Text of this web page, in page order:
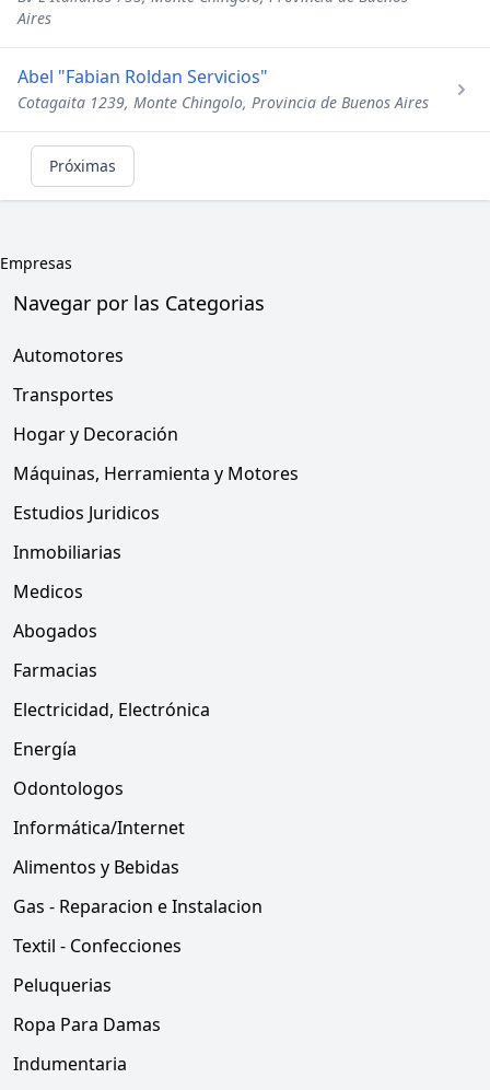
Aires
Abel "Fabian Roldan Servicios"
Cotagaita 1239, Monte Chingolo, Provincia de Buenos Aires
Próximas
Empresas
Navegar por las Categorias
Automotores
Transportes
Hogar y Decoración
Máquinas, Herramienta y Motores
Estudios Juridicos
Inmobiliarias
Medicos
Abogados
Farmacias
Electricidad, Electrónica
Energía
Odontologos
Informática/Internet
Alimentos y Bebidas
Gas - Reparacion e Instalacion
Textil - Confecciones
Peluquerias
Ropa Para Damas
Indumentaria